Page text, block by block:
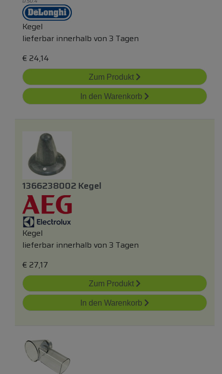
Kegel
lieferbar innerhalb von 3 Tagen
€ 24,14
Zum Produkt
In den Warenkorb
1366238002 Kegel
Kegel
lieferbar innerhalb von 3 Tagen
€ 27,17
Zum Produkt
In den Warenkorb